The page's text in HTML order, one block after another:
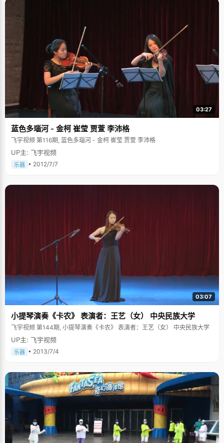
03:27
蓝色多瑙河 - 金柯 崔莹 贾萱 李沛格
飞宇视频 第116期, 蓝色多瑙河 - 金柯 崔莹 贾萱 李沛格
UP主: 飞宇视频
乐器 • 2012/7/7
03:07
小提琴演奏《卡农》 表演者：王艺（女） 中央民族大学
飞宇视频 第144期, 小提琴演奏《卡农》 表演者：王艺（女） 中央民族大学
UP主: 飞宇视频
乐器 • 2013/7/4